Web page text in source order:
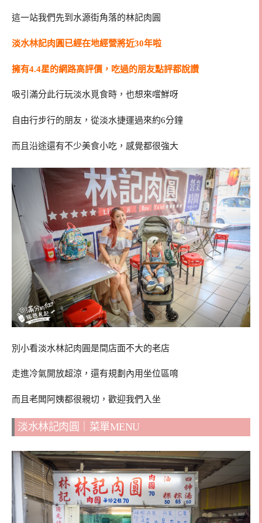
這一站我們先到水源街角落的林記肉圓
淡水林記肉圓已經在地經營將近30年啦
擁有4.4星的網路高評價，吃過的朋友點評都說讚
吸引滿分此行玩淡水覓食時，也想來嚐鮮呀
自由行步行的朋友，從淡水捷運過來約6分鐘
而且沿途還有不少美食小吃，感覺都很強大
別小看淡水林記肉圓是間店面不大的老店
走進冷氣開放超涼，還有規劃內用坐位區唷
而且老闆阿姨都很親切，歡迎我們入坐
淡水林記肉圓｜菜單MENU